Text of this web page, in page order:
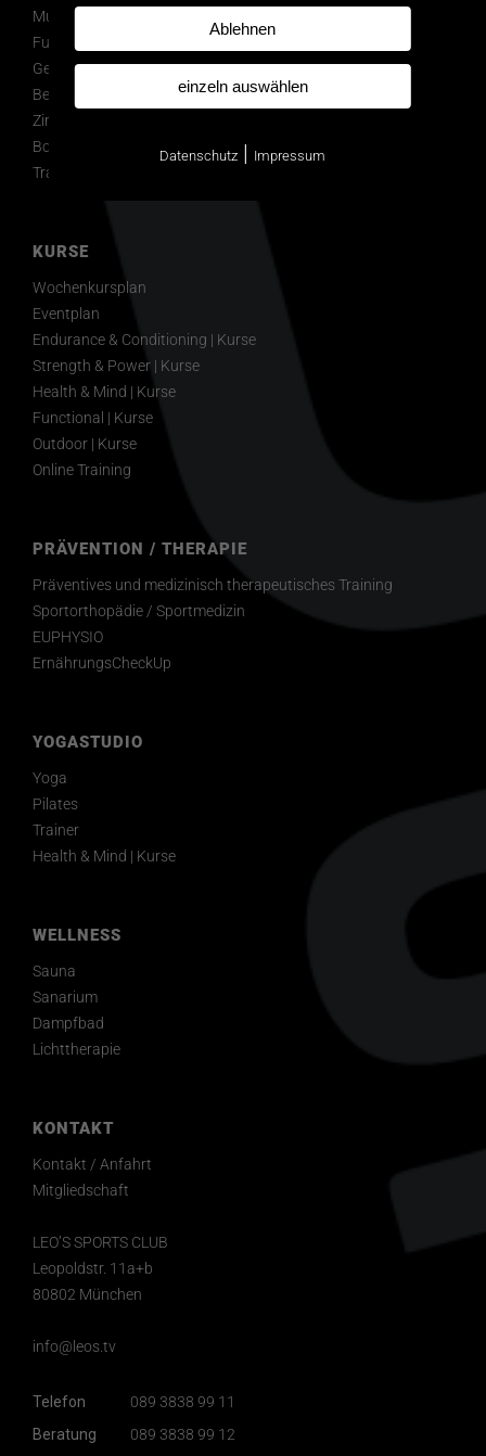
Muskeln & Kraft
Functional Training & TRX
Gesundheit & Faszien
Betreuung & Stoffwechselanalysen
Zirkeltraining
Boxraum
Trainer
KURSE
Wochenkursplan
Eventplan
Endurance & Conditioning | Kurse
Strength & Power | Kurse
Health & Mind | Kurse
Functional | Kurse
Outdoor | Kurse
Online Training
PRÄVENTION / THERAPIE
Präventives und medizinisch therapeutisches Training
Sportorthopädie / Sportmedizin
EUPHYSIO
ErnährungsCheckUp
YOGASTUDIO
Yoga
Pilates
Trainer
Health & Mind | Kurse
WELLNESS
Sauna
Sanarium
Dampfbad
Lichttherapie
KONTAKT
Kontakt / Anfahrt
Mitgliedschaft
LEO’S SPORTS CLUB
Leopoldstr. 11a+b
80802 München
info@leos.tv
Telefon
089 3838 99 11
Beratung
089 3838 99 12
Ablehnen
einzeln auswählen
Datenschutz | Impressum